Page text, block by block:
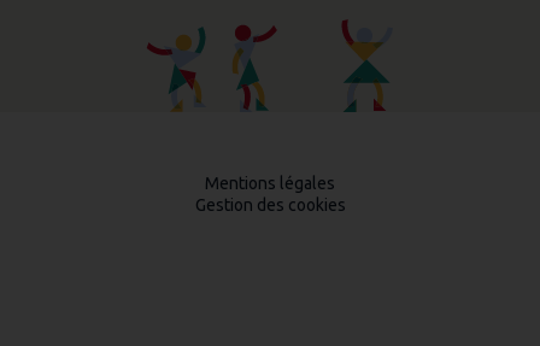
Mentions légales
Gestion des cookies